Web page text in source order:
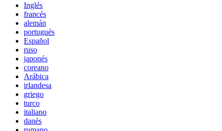
Inglés
francés
alemán
portugués
Español
ruso
japonés
coreano
Arábica
irlandesa
griego
turco
italiano
danés